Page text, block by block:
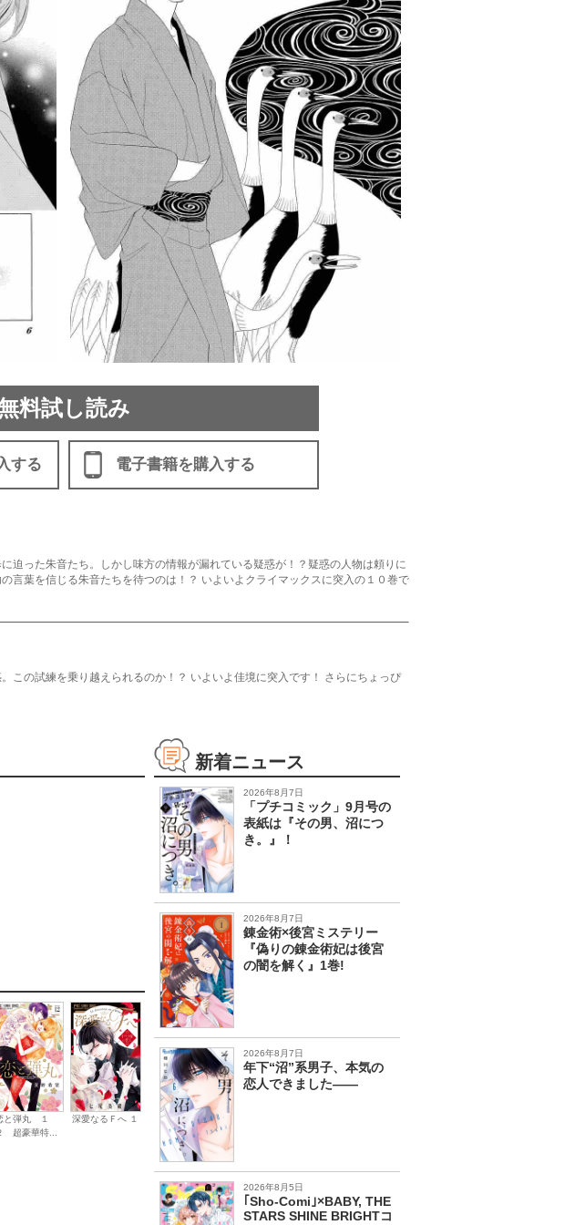
料試し読み
する 電子書籍を購入する
迫った朱音たち。しかし味方の情報が漏れている疑惑が！？疑惑の人物は頼りに
言葉を信じる朱音たちを待つのは！？ いよいよクライマックスに突入の１０巻で
この試練を乗り越えられるのか！？ いよいよ佳境に突入です！ さらにちょっぴ
と弾丸 １
超豪華特...
深愛なるＦへ １
新着ニュース
2026年8月7日
「プチコミック」9月号の
表紙は『その男、沼につ
き。』！
2026年8月7日
錬金術×後宮ミステリー
『偽りの錬金術妃は後宮
の闇を解く』1巻!
2026年8月7日
年下“沼”系男子、本気の
恋人できました――
2026年8月5日
｢Sho-Comi｣×BABY, THE
STARS SHINE BRIGHTコ